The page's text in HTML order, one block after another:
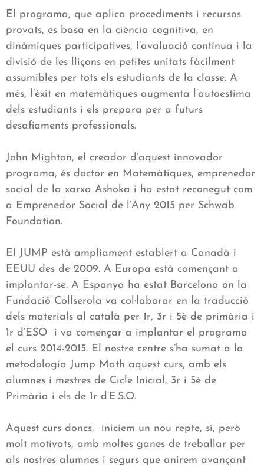
El programa, que aplica procediments i recursos
provats, es basa en la ciència cognitiva, en
dinàmiques participatives, l’avaluació contínua i la
divisió de les lliçons en petites unitats fàcilment
assumibles per tots els estudiants de la classe. A
més, l’èxit en matemàtiques augmenta l’autoestima
dels estudiants i els prepara per a futurs
desafiaments professionals.
John Mighton, el creador d’aquest innovador
programa, és doctor en Matemàtiques, emprenedor
social de la xarxa Ashoka i ha estat reconegut com
a Emprenedor Social de l’Any 2015 per Schwab
Foundation.
El JUMP està ampliament establert a Canadà i
EEUU des de 2009. A Europa està començant a
implantar-se. A Espanya ha estat Barcelona on la
Fundació Collserola va col·laborar en la traducció
dels materials al català per 1r, 3r i 5è de primària i
1r d’ESO i va començar a implantar el programa
el curs 2014-2015. El nostre centre s’ha sumat a la
metodología Jump Math aquest curs, amb els
alumnes i mestres de Cicle Inicial, 3r i 5è de
Primària i els de 1r d’E.S.O.
Aquest curs doncs, iniciem un nou repte, sí, però
molt motivats, amb moltes ganes de treballar per
als nostres alumnes i segurs que anirem avançant